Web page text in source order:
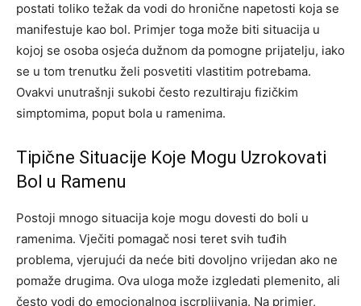
postati toliko težak da vodi do hronične napetosti koja se
manifestuje kao bol. Primjer toga može biti situacija u
kojoj se osoba osjeća dužnom da pomogne prijatelju, iako
se u tom trenutku želi posvetiti vlastitim potrebama.
Ovakvi unutrašnji sukobi često rezultiraju fizičkim
simptomima, poput bola u ramenima.
Tipične Situacije Koje Mogu Uzrokovati
Bol u Ramenu
Postoji mnogo situacija koje mogu dovesti do boli u
ramenima. Vječiti pomagač nosi teret svih tuđih
problema, vjerujući da neće biti dovoljno vrijedan ako ne
pomaže drugima. Ova uloga može izgledati plemenito, ali
često vodi do emocionalnog iscrpljivanja. Na primjer,